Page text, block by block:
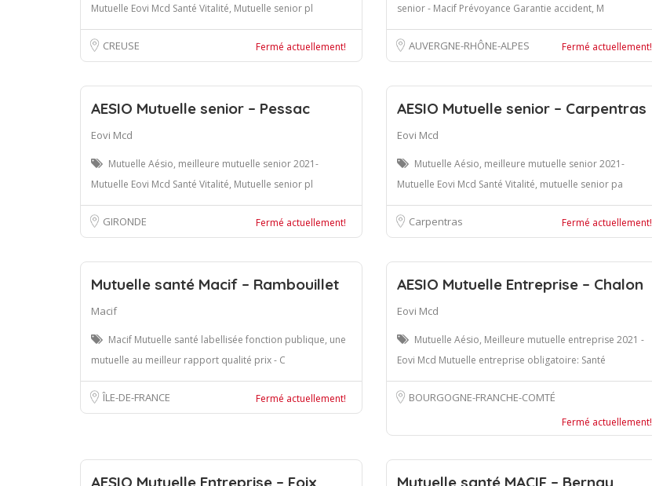
Mutuelle Eovi Mcd Santé Vitalité, Mutuelle senior pl
CREUSE Fermé actuellement!
senior - Macif Prévoyance Garantie accident, M
AUVERGNE-RHÔNE-ALPES Fermé actuellement!
AESIO Mutuelle senior – Pessac
Eovi Mcd
Mutuelle Aésio, meilleure mutuelle senior 2021-
Mutuelle Eovi Mcd Santé Vitalité, Mutuelle senior pl
GIRONDE Fermé actuellement!
AESIO Mutuelle senior – Carpentras
Eovi Mcd
Mutuelle Aésio, meilleure mutuelle senior 2021-
Mutuelle Eovi Mcd Santé Vitalité, mutuelle senior pa
Carpentras Fermé actuellement!
Mutuelle santé Macif – Rambouillet
Macif
Macif Mutuelle santé labellisée fonction publique, une
mutuelle au meilleur rapport qualité prix - C
ÎLE-DE-FRANCE Fermé actuellement!
AESIO Mutuelle Entreprise – Chalon
Eovi Mcd
Mutuelle Aésio, Meilleure mutuelle entreprise 2021 -
Eovi Mcd Mutuelle entreprise obligatoire: Santé
BOURGOGNE-FRANCHE-COMTÉ
Fermé actuellement!
AESIO Mutuelle Entreprise – Foix Mutuelle santé MACIF – Bernay